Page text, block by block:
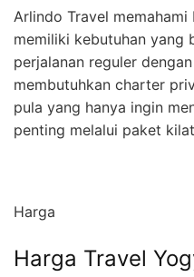
Arlindo Travel
memiliki kebutuhan yang
perjalanan reguler
membutuhkan charter
pula yang hanya ingin
penting melalui paket
Harga
Harga Travel